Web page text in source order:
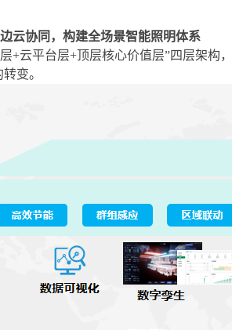
云协同，构建全场景智能照明体系
+云平台层+顶层核心价值层”四层架构，
转变。